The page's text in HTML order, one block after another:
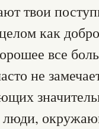
твои
как
все
не
люди,